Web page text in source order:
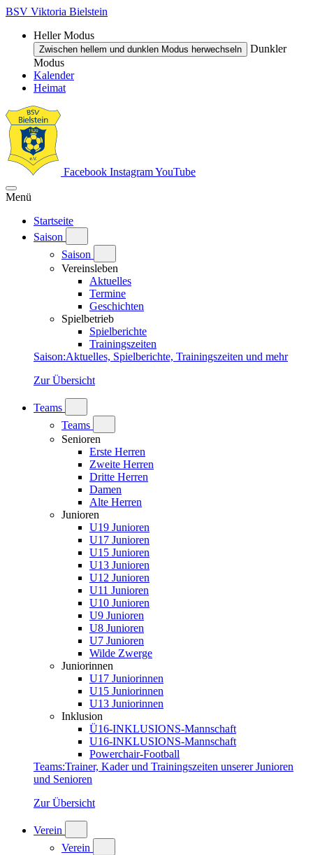
BSV Viktoria Bielstein
Heller Modus
Zwischen hellem und dunklen Modus herwechseln
Dunkler
Modus
Kalender
Heimat
Facebook InstagramYouTube
Menü
Startseite
Saison
Saison
Vereinsleben
Aktuelles
Termine
Geschichten
Spielbetrieb
Spielberichte
Trainingszeiten
Saison:Aktuelles, Spielberichte, Trainingszeiten und mehr
Zur Übersicht
Teams
Teams
Senioren
Erste Herren
Zweite Herren
Dritte Herren
Damen
Alte Herren
Junioren
U19 Junioren
U17 Junioren
U15 Junioren
U13 Junioren
U12 Junioren
U11 Junioren
U10 Junioren
U9 Junioren
U8 Junioren
U7 Junioren
Wilde Zwerge
Juniorinnen
U17 Juniorinnen
U15 Juniorinnen
U13 Juniorinnen
Inklusion
Ü16-INKLUSIONS-Mannschaft
U16-INKLUSIONS-Mannschaft
Powerchair-Football
Teams:Trainer, Kader und Trainingszeiten unserer Junioren
und Senioren
Zur Übersicht
Verein
Verein